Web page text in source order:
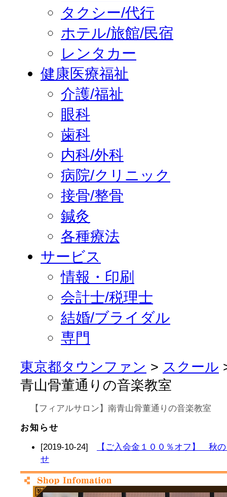
タクシー/代行
ホテル/旅館/民宿
レンタカー
健康医療福祉
介護/福祉
眼科
歯科
内科/外科
病院/クリニック
接骨/整骨
鍼灸
各種療法
サービス
情報・印刷
会計士/税理士
結婚/ブライダル
専門
東京都タウンファン > スクール
青山骨董通りの音楽教室
【フィアルサロン】南青山骨董通りの音楽教室
お知らせ
[2019-10-24]
【ご入会金１００％オフ】 秋
せ